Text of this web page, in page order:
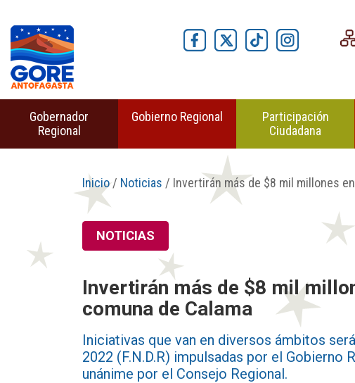
Gobernador
Regional
Gobierno Regional
Participación
Ciudadana
Inicio/ Noticias / Invertirán más de $8 mil millones
NOTICIAS
Invertirán más de $8 mil
comuna de Calama
Iniciativas que van en diversos ámbitos
2022 (F.N.D.R) impulsadas por el Gobierno
unánime por el Consejo Regional.